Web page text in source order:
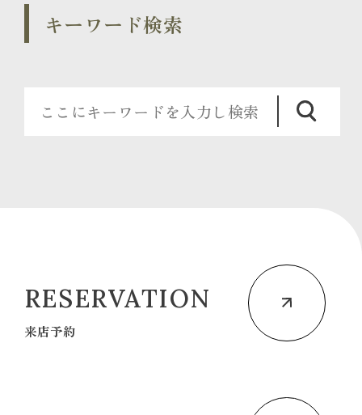
キーワード検索
RESERVATION
来店予約